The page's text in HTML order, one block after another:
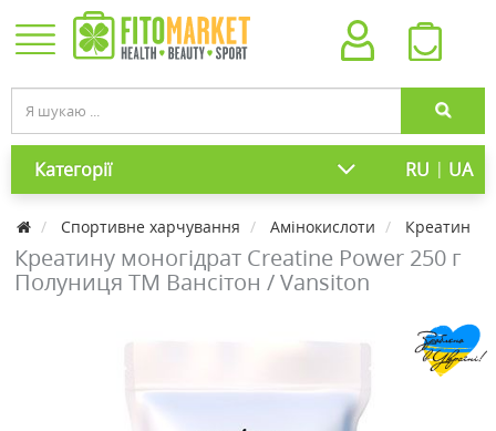
Категорії RU | UA
Cпортивне харчування Амінокислоти Креатин
Креатину моногідрат Creatine Power 250 г
Полуниця ТМ Вансітон / Vansiton